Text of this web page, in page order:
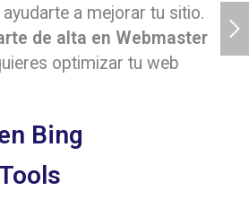
a mejorar tu sitio.
de alta en Webmaster
optimizar tu web
Bing